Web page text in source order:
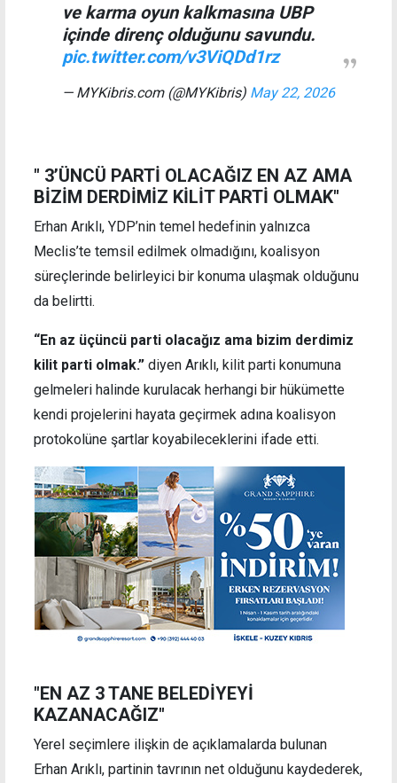
ve karma oyun kalkmasına UBP
içinde direnç olduğunu savundu.
pic.twitter.com/v3ViQDd1rz
— MYKibris.com (@MYKibris) May 22, 2026
" 3’ÜNCÜ PARTİ OLACAĞIZ EN AZ AMA
BİZİM DERDİMİZ KİLİT PARTİ OLMAK"
Erhan Arıklı, YDP’nin temel hedefinin yalnızca
Meclis’te temsil edilmek olmadığını, koalisyon
süreçlerinde belirleyici bir konuma ulaşmak olduğunu
da belirtti.
“En az üçüncü parti olacağız ama bizim derdimiz
kilit parti olmak.” diyen Arıklı, kilit parti konumuna
gelmeleri halinde kurulacak herhangi bir hükümette
kendi projelerini hayata geçirmek adına koalisyon
protokolüne şartlar koyabileceklerini ifade etti.
"EN AZ 3 TANE BELEDİYEYİ
KAZANACAĞIZ"
Yerel seçimlere ilişkin de açıklamalarda bulunan
Erhan Arıklı, partinin tavrının net olduğunu kaydederek,